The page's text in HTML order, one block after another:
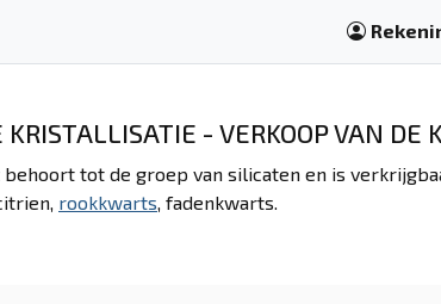
- VERKOOP VAN DE
behoort tot de groep van silicaten en is
rookkwarts, fadenkwarts.